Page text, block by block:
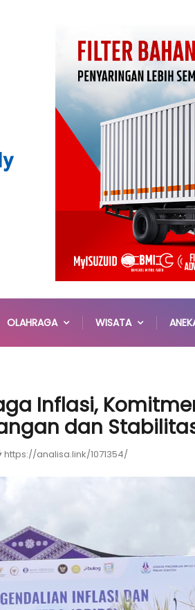
OLAHRAGA WISATA
Inflasi,
dan
https://analisa.link/1071354/